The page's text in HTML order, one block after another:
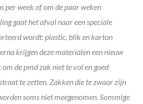
per week of om de paar weken
gaat het afval naar een speciale
wordt: plastic, blik en karton
krijgen deze materialen een nieuw
de pmd zak niet te vol en goed
te zetten. Zakken die te zwaar zijn
soms niet meegenomen. Sommige